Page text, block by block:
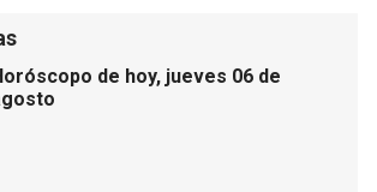
de hoy, jueves 06 de